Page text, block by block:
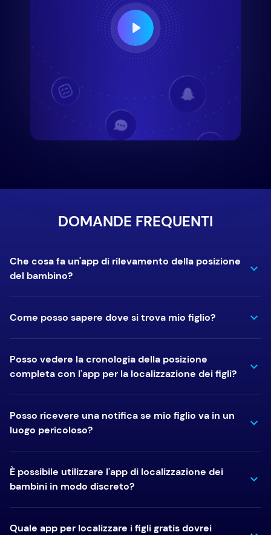
DOMANDE FREQUENTI
Che cosa fa un'app di rilevamento della posizione
del bambino?
Come posso sapere dove si trova mio figlio?
Posso vedere la cronologia della posizione
completa con l'app per la localizzazione dei figli?
Posso ricevere una notifica se mio figlio va in un
luogo pericoloso?
È possibile utilizzare l'app di localizzazione dei
bambini in modo discreto?
Quale app per localizzare i figli gratis dovrei